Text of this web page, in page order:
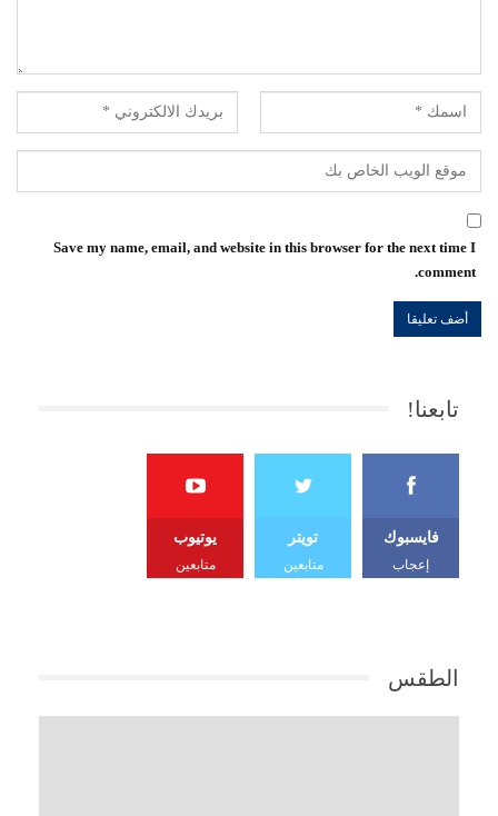
Save my name, email, and website in this browser for the next time I
comment.
تابعنا!
فايسبوك
إعجاب
تويتر
متابعين
يوتيوب
متابعين
الطقس